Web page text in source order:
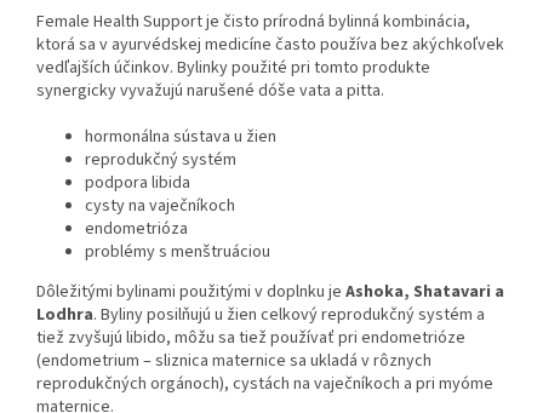
Female Health Support je čisto prírodná bylinná kombinácia,
ktorá sa v ayurvédskej medicíne často používa bez akýchkoľvek
vedľajších účinkov. Bylinky použité pri tomto produkte
synergicky vyvažujú narušené dóše vata a pitta.
hormonálna sústava u žien
reprodukčný systém
podpora libida
cysty na vaječníkoch
endometrióza
problémy s menštruáciou
Dôležitými bylinami použitými v doplnku je Ashoka, Shatavari a
Lodhra. Byliny posilňujú u žien celkový reprodukčný systém a
tiež zvyšujú libido, môžu sa tiež používať pri endometrióze
(endometrium – sliznica maternice sa ukladá v rôznych
reprodukčných orgánoch), cystách na vaječníkoch a pri myóme
maternice.